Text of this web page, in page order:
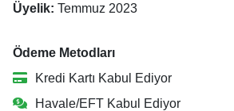
Üyelik: Temmuz 2023
Ödeme Metodları
Kredi Kartı Kabul Ediyor
Havale/EFT Kabul Ediyor